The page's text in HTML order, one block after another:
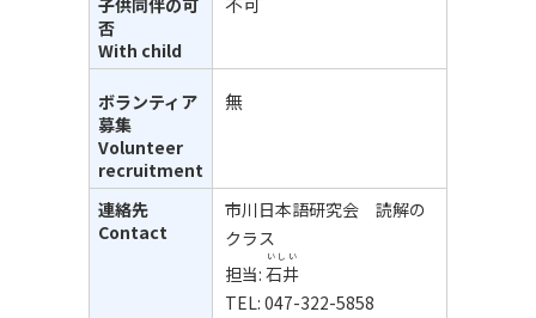
子供同伴の可
否
With child
ボランティア
募集
Volunteer
recruitment
無
連絡先
Contact
市川日本語研究会 読解の
クラス
担当: 石井
いしい
TEL: 047-322-5858